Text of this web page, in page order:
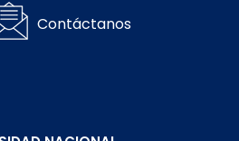
Contáctanos